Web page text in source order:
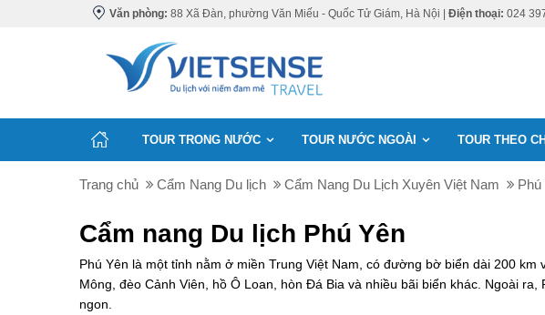
Văn phòng: 88 Xã Đàn, phường Văn Miếu - Quốc Tử Giám, Hà Nội | Điện thoại: 024
TOUR TRONG NƯỚC TOUR NƯỚC NGOÀI TOUR THEO
Trang chủ Cẩm Nang Du lịch Cẩm Nang Du Lịch Xuyên Việt Nam Phú
Cẩm nang Du lịch Phú Yên
Phú Yên là một tỉnh nằm ở miền Trung Việt Nam, có đường bờ biển dài 200
Mông, đèo Cảnh Viên, hồ Ô Loan, hòn Đá Bia và nhiều bãi biển khác. Ngoài
ngon.